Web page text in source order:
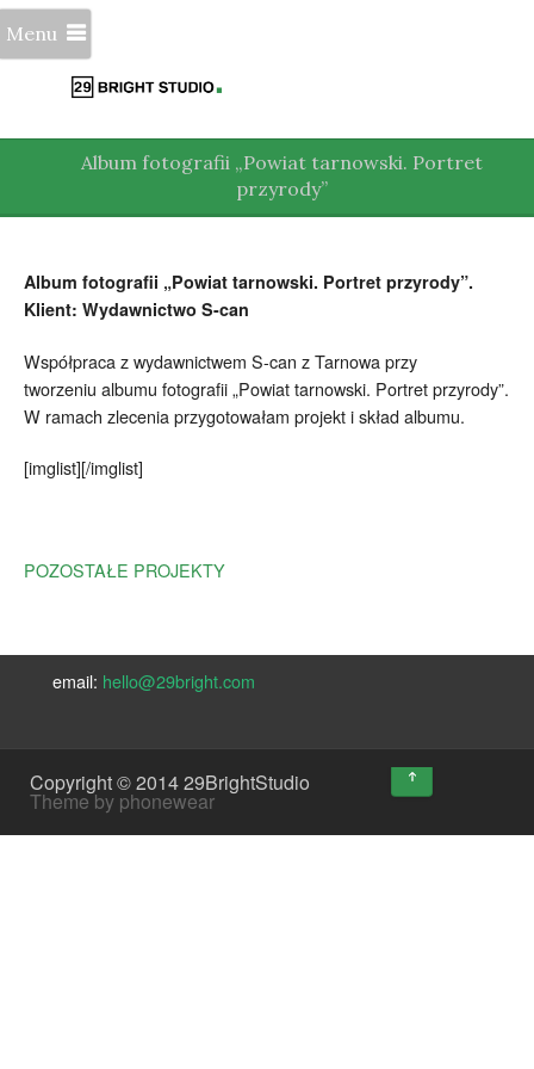
Menu
Album fotografii „Powiat tarnowski. Portret
przyrody”
Album fotografii „Powiat tarnowski. Portret przyrody”.
Klient: Wydawnictwo S-can
Współpraca z wydawnictwem S-can z Tarnowa przy
tworzeniu albumu fotografii „Powiat tarnowski. Portret przyrody”.
W ramach zlecenia przygotowałam projekt i skład albumu.
[imglist][/imglist]
POZOSTAŁE PROJEKTY
email: hello@29bright.com
Copyright © 2014 29BrightStudio
Theme by phonewear
↑